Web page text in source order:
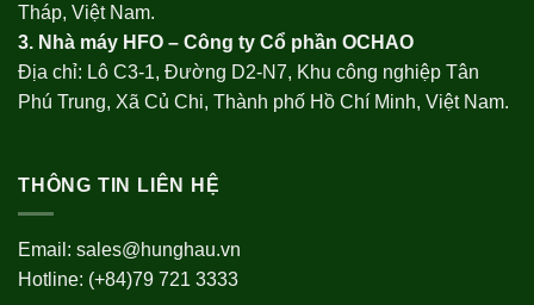
Tháp, Việt Nam.
3. Nhà máy HFO – Công ty Cổ phần OCHAO
Địa chỉ: Lô C3-1, Đường D2-N7, Khu công nghiệp Tân
Phú Trung, Xã Củ Chi, Thành phố Hồ Chí Minh, Việt Nam.
THÔNG TIN LIÊN HỆ
Email: sales@hunghau.vn
Hotline: (+84)79 721 3333